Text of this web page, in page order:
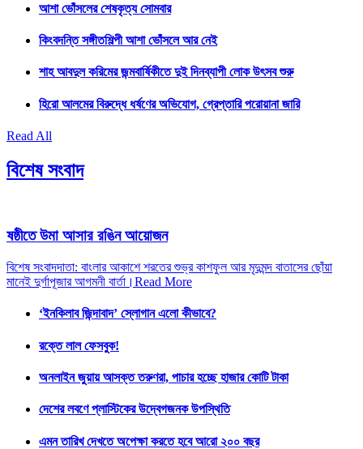
আশা ভোঁসলের শেষকৃত্য সোমবার
কিংবদন্তি সঙ্গীতশিল্পী আশা ভোঁসলে আর নেই
শাহ আবদুল করিমের জন্মবার্ষিকীতে দুই দিনব্যাপী লোক উৎসব শুরু
হিরো আলমের বিরুদ্ধে ধর্ষণের অভিযোগ, গ্রেপ্তারি পরোয়ানা জারি
Read All
বিশেষ সংবাদ
ষষ্ঠীতে উমা আসার রঙিন আয়োজন
বিশেষ সংবাদদাতা: বাংলার আকাশে শরতের শুভ্র কাশফুল আর মৃদুমন্দ বাতাসের ছোঁয়া
মানেই দুর্গাপূজার আগমনী বার্তা। Read More
‘ইনকিলাব জিন্দাবাদ’ স্লোগান এলো কীভাবে?
রক্তে লাল ফেসবুক!
অনলাইন জুয়ায় আসক্ত তরুণরা, পাচার হচ্ছে হাজার কোটি টাকা
দেশের লবণে প্লাস্টিকের উদ্বেগজনক উপস্থিতি
এমন তারিখ দেখতে অপেক্ষা করতে হবে আরো ২০০ বছর